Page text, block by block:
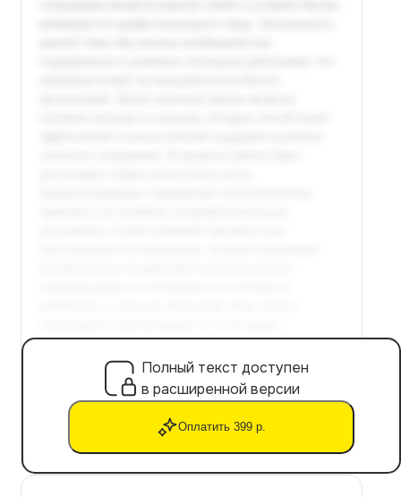
Полный текст доступен
в расширенной версии
Оплатить 399 р.